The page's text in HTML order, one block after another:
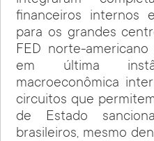
financeiros internos
para os grandes
FED norte-
em última
macroeconômica
circuitos que
de Estado
brasileiros, mesmo